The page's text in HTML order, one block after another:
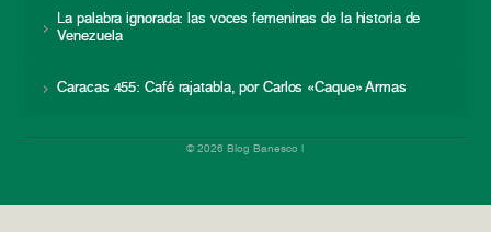
La palabra ignorada: las voces femeninas de la historia de
Venezuela
Caracas 455: Café rajatabla, por Carlos «Caque» Armas
© 2026 Blog Banesco |